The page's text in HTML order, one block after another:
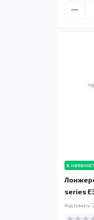
в
series
Код товару: